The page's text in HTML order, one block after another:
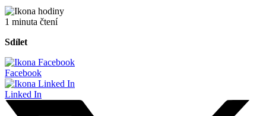
1 minuta čtení
Sdílet
Facebook
Linked In